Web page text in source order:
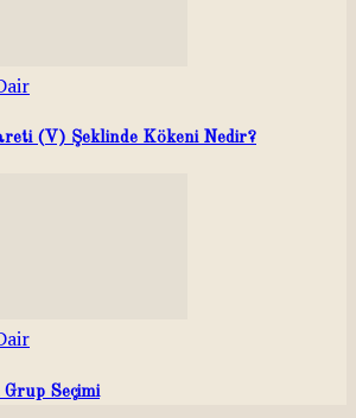
(V) Şeklinde Kökeni Nedir?
Seçimi